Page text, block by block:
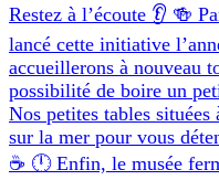
Restez à l’écoute 👂 🍻
lancé cette initiative
accueillerons à nouveau
possibilité de boire un
Nos petites tables
sur la mer pour vous
☕ 🕛 Enfin, le musée